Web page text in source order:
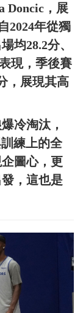
Doncic，展
2024年從獨
均28.2分、
現，季後賽
，展現其高
冷淘汰，
練上的全
圖心，更
，這也是